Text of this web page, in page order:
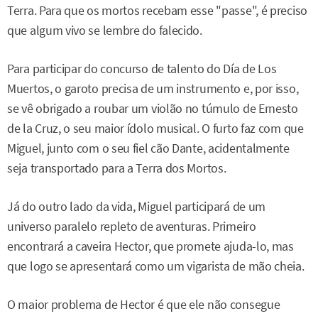
Terra. Para que os mortos recebam esse "passe", é preciso
que algum vivo se lembre do falecido.
Para participar do concurso de talento do Día de Los
Muertos, o garoto precisa de um instrumento e, por isso,
se vê obrigado a roubar um violão no túmulo de Ernesto
de la Cruz, o seu maior ídolo musical. O furto faz com que
Miguel, junto com o seu fiel cão Dante, acidentalmente
seja transportado para a Terra dos Mortos.
Já do outro lado da vida, Miguel participará de um
universo paralelo repleto de aventuras. Primeiro
encontrará a caveira Hector, que promete ajuda-lo, mas
que logo se apresentará como um vigarista de mão cheia.
O maior problema de Hector é que ele não consegue